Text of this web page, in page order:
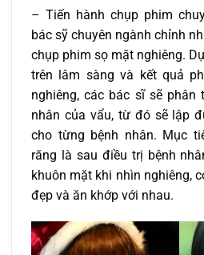
– Tiến hành chụp phim
bác sỹ chuyên ngành chỉnh
chụp phim sọ mặt nghiêng.
trên lâm sàng và kết quả
nghiêng, các bác sĩ sẽ phân
nhân của vẩu, từ đó sẽ lập
cho từng bệnh nhân. Mục
răng là sau điều trị bệnh
khuôn mặt khi nhìn nghiêng,
đẹp và ăn khớp với nhau.